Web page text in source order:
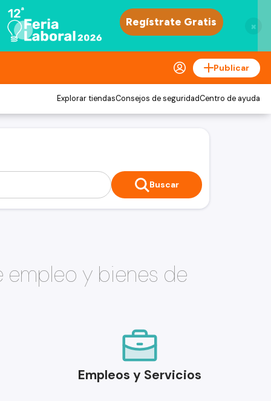
×
Publicar
Explorar tiendasConsejos de seguridadCentro de ayuda
Buscar
empleo y bienes de
Empleos y Servicios